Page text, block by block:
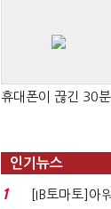
휴대폰이 끊긴 30분
인기뉴스
1
[IB토마토]아